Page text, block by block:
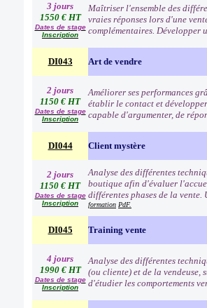
3 jours
1550 € HT
Dates de stage
Inscription
Maîtriser l'ensemble des
vraies réponses lors d'une
complémentaires. Développer
DI043 Art de vendre
2 jours
1150 € HT
Dates de stage
Inscription
Améliorer ses performances
établir le contact et
capable d'argumenter, de
DI044 Client mystère
2 jours
1150 € HT
Dates de stage
Inscription
Analyse des différentes
boutique afin d'évaluer
différentes phases de la
formation PdF.
DI045 Training vente
4 jours
1990 € HT
Dates de stage
Inscription
Analyse des différentes
(ou cliente) et de la
d'étudier les comportements